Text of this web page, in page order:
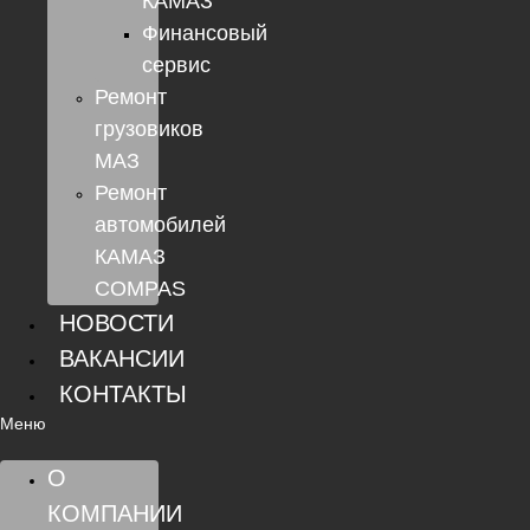
Финансовый
сервис
Ремонт
грузовиков
МАЗ
Ремонт
автомобилей
КАМАЗ
COMPAS
НОВОСТИ
ВАКАНСИИ
КОНТАКТЫ
Меню
О
КОМПАНИИ